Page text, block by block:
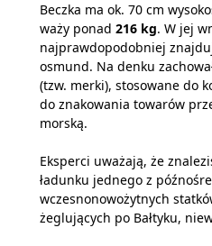
Beczka ma ok. 70 cm
waży ponad 216 kg. W jej
najprawdopodobniej
osmund. Na denku
(tzw. merki), stosowane do
do znakowania towarów
morską.
Eksperci uważają, że
ładunku jednego z
wczesnonowożytnych
żeglujących po Bałtyku,